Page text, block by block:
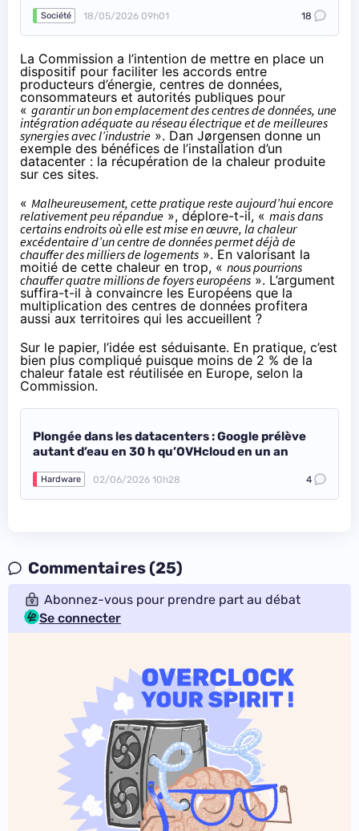
Société 18/05/2026 09h01 18
La Commission a l’intention de mettre en place un
dispositif pour faciliter les accords entre
producteurs d’énergie, centres de données,
consommateurs et autorités publiques pour
« garantir un bon emplacement des centres de données, une
intégration adéquate au réseau électrique et de meilleures
synergies avec l’industrie ». Dan Jørgensen donne un
exemple des bénéfices de l’installation d’un
datacenter : la récupération de la chaleur produite
sur ces sites.
« Malheureusement, cette pratique reste aujourd’hui encore
relativement peu répandue », déplore-t-il, « mais dans
certains endroits où elle est mise en œuvre, la chaleur
excédentaire d’un centre de données permet déjà de
chauffer des milliers de logements ». En valorisant la
moitié de cette chaleur en trop, « nous pourrions
chauffer quatre millions de foyers européens ». L’argument
suffira-t-il à convaincre les Européens que la
multiplication des centres de données profitera
aussi aux territoires qui les accueillent ?
Sur le papier, l’idée est séduisante. En pratique, c’est
bien plus compliqué puisque moins de 2 % de la
chaleur fatale est réutilisée en Europe, selon la
Commission.
Plongée dans les datacenters : Google prélève
autant d’eau en 30 h qu’OVHcloud en un an
Hardware 02/06/2026 10h28 4
Commentaires (25)
Abonnez-vous pour prendre part au débat
Se connecter